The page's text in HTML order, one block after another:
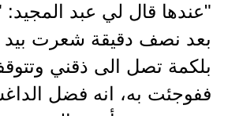
"عندها قال لي عبد
بعد نصف دقيقة شعرت
بلكمة تصل الى ذقني